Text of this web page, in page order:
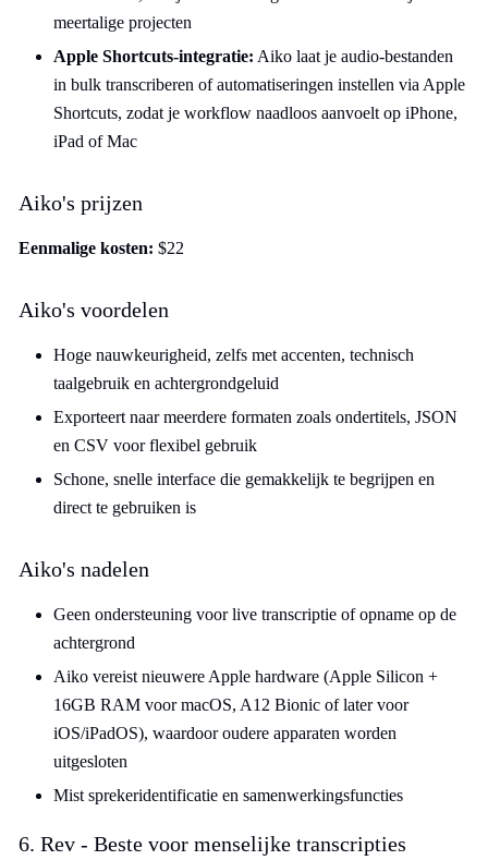
meertalige projecten
Apple Shortcuts-integratie: Aiko laat je audio-bestanden
in bulk transcriberen of automatiseringen instellen via Apple
Shortcuts, zodat je workflow naadloos aanvoelt op iPhone,
iPad of Mac
Aiko's prijzen
Eenmalige kosten: $22
Aiko's voordelen
Hoge nauwkeurigheid, zelfs met accenten, technisch
taalgebruik en achtergrondgeluid
Exporteert naar meerdere formaten zoals ondertitels, JSON
en CSV voor flexibel gebruik
Schone, snelle interface die gemakkelijk te begrijpen en
direct te gebruiken is
Aiko's nadelen
Geen ondersteuning voor live transcriptie of opname op de
achtergrond
Aiko vereist nieuwere Apple hardware (Apple Silicon +
16GB RAM voor macOS, A12 Bionic of later voor
iOS/iPadOS), waardoor oudere apparaten worden
uitgesloten
Mist sprekeridentificatie en samenwerkingsfuncties
6. Rev - Beste voor menselijke transcripties